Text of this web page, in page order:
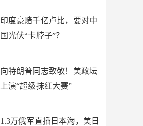
印度豪赌千亿卢比，要对中
国光伏“卡脖子”？
向特朗普同志致敬！美政坛
上演“超级抹红大赛”
1.3万俄军直插日本海，美日